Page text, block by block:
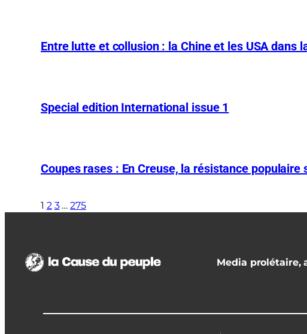
Entre lutte et collusion : la Chine et les USA dans
Special edition International issue 1
Coupes rases : En Creuse, la résistance populaire
1 2 3 … 275
Media prolétaire,